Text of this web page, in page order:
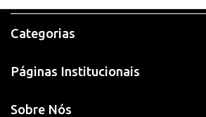
Categorias
Páginas Institucionais
Sobre Nós